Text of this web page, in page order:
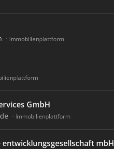
Immobilienplattform
GmbH
Immobilienplattform
mbH